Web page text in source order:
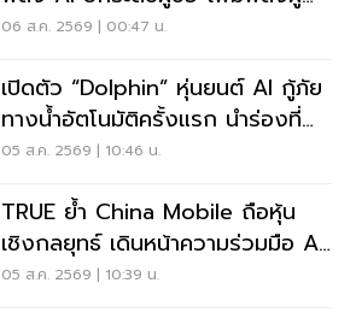
ขาย
06 ส.ค. 2569 | 00:47 น.
เปิดตัว “Dolphin” หุ่นยนต์ AI กู้ภัย
ทางน้ำอัตโนมัติครั้งแรก นำร่องที่
ภูเก็ต
05 ส.ค. 2569 | 10:46 น.
TRUE ย้ำ China Mobile ถือหุ้น
เชิงกลยุทธ์ เดินหน้าความร่วมมือ AI
ต่อเนื่อง
05 ส.ค. 2569 | 10:39 น.